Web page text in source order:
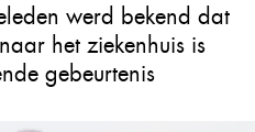
werd bekend dat
het ziekenhuis is
gebeurtenis